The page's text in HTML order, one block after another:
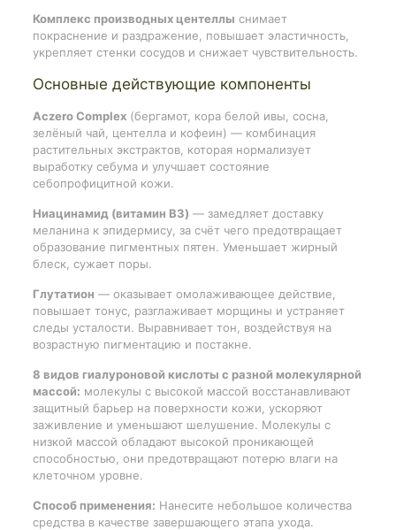
Комплекс производных центеллы снимает
покраснение и раздражение, повышает эластичность,
укрепляет стенки сосудов и снижает чувствительность.
Основные действующие компоненты
Aczero Complex(бергамот, кора белой ивы, сосна,
зелёный чай, центелла и кофеин) — комбинация
растительных экстрактов, которая нормализует
выработку себума и улучшает состояние
себопрофицитной кожи.
Ниацинамид (витамин B3) — замедляет доставку
меланина к эпидермису, за счёт чего предотвращает
образование пигментных пятен. Уменьшает жирный
блеск, сужает поры.
Глутатион — оказывает омолаживающее действие,
повышает тонус, разглаживает морщины и устраняет
следы усталости. Выравнивает тон, воздействуя на
возрастную пигментацию и постакне.
8 видов гиалуроновой кислоты с разной молекулярной
массой: молекулы с высокой массой восстанавливают
защитный барьер на поверхности кожи, ускоряют
заживление и уменьшают шелушение. Молекулы с
низкой массой обладают высокой проникающей
способностью, они предотвращают потерю влаги на
клеточном уровне.
Способ применения: Нанесите небольшое количества
средства в качестве завершающего этапа ухода.